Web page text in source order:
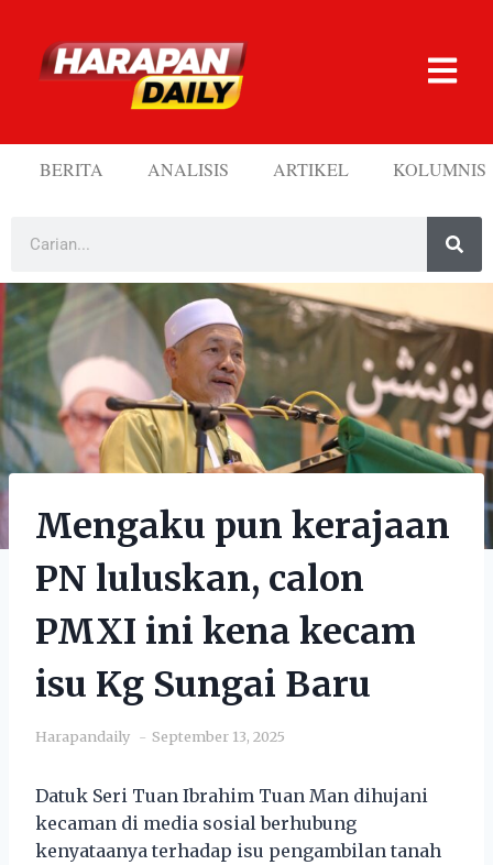
BERITA ANALISIS ARTIKEL KOLUMNIS
Mengaku pun kerajaan
PN luluskan, calon
PMXI ini kena kecam
isu Kg Sungai Baru
Harapandaily September 13, 2025
Datuk Seri Tuan Ibrahim Tuan Man dihujani
kecaman di media sosial berhubung
kenyataanya terhadap isu pengambilan tanah